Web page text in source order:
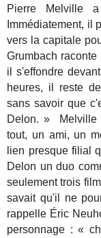
Pierre Melville
Immédiatement, il
vers la capitale
Grumbach
il s'effondre
heures, il reste
sans savoir que
Delon. » Melville
tout, un ami, un
lien presque filial
Delon un duo
seulement trois
savait qu'il ne
rappelle Éric
personnage : «